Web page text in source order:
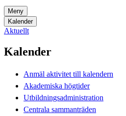
Meny
Kalender
Aktuellt
Kalender
Anmäl aktivitet till kalendern
Akademiska högtider
Utbildningsadministration
Centrala sammanträden